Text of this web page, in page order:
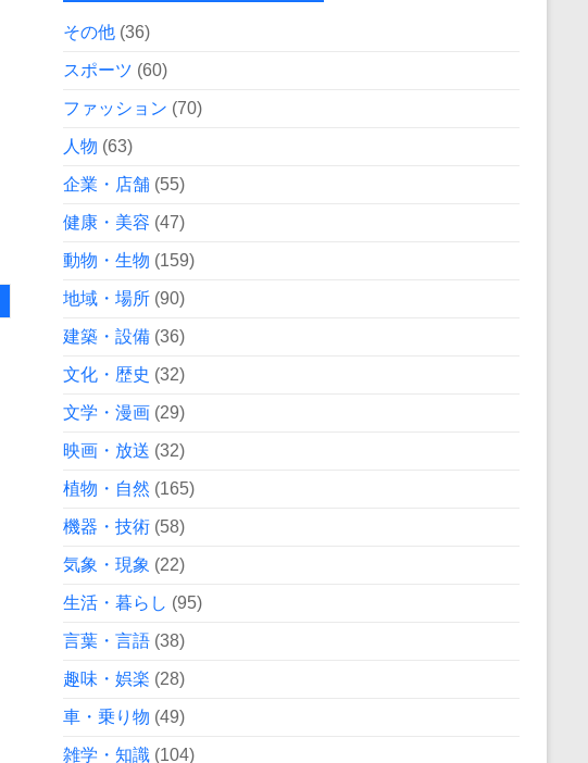
その他 (36)
スポーツ (60)
ファッション (70)
人物 (63)
企業・店舗 (55)
健康・美容 (47)
動物・生物 (159)
地域・場所 (90)
建築・設備 (36)
文化・歴史 (32)
文学・漫画 (29)
映画・放送 (32)
植物・自然 (165)
機器・技術 (58)
気象・現象 (22)
生活・暮らし (95)
言葉・言語 (38)
趣味・娯楽 (28)
車・乗り物 (49)
雑学・知識 (104)